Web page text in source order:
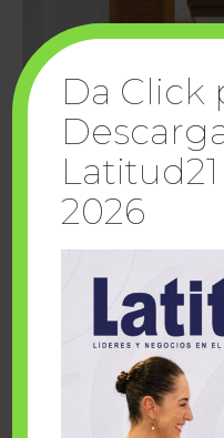
Cuando la
sueños Fairmont
Da Click
2026